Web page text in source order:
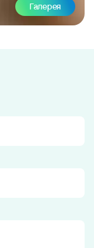
Галерея